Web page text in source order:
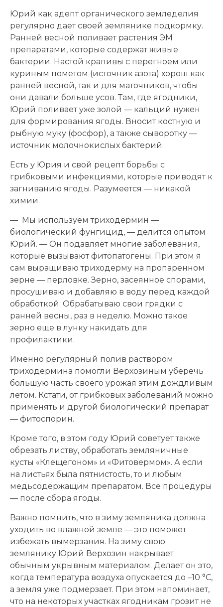
Юрий как адепт органического земледелия
регулярно дает своей землянике подкормку.
Ранней весной поливает растения ЭМ
препаратами, которые содержат живые
бактерии. Настой крапивы с перегноем или
куриным пометом (источник азота) хорош как
ранней весной, так и для маточников, чтобы
они давали больше усов. Там, где ягодники,
Юрий поливает уже золой — кальций нужен
для формирования ягоды. Вносит костную и
рыбную муку (фосфор), а также сыворотку —
источник молочнокислых бактерий.
Есть у Юрия и свой рецепт борьбы с
грибковыми инфекциями, которые приводят к
загниванию ягоды. Разумеется — никакой
химии.
— Мы используем триходермин —
биологический фунгицид, — делится опытом
Юрий. — Он подавляет многие заболевания,
которые вызывают фитопатогены. При этом я
сам выращиваю триходерму на пропаренном
зерне — перловке. Зерно, засеянное спорами,
просушиваю и добавляю в воду перед каждой
обработкой. Обрабатываю свои грядки с
ранней весны, раз в неделю. Можно такое
зерно еще в лунку накидать для
профилактики.
Именно регулярный полив раствором
триходермина помогли Верхозиным уберечь
большую часть своего урожая этим дождливым
летом. Кстати, от грибковых заболеваний можно
применять и другой биологический препарат
— фитоспорин.
Кроме того, в этом году Юрий советует также
обрезать листву, обработать земляничные
кусты «Клещегоном» и «Фитовермом». А если
на листьях была пятнистость, то и любым
медьсодержащим препаратом. Все процедуры
— после сбора ягоды.
Важно помнить, что в зиму земляника должна
уходить во влажной земле — это поможет
избежать вымерзания. На зиму свою
землянику Юрий Верхозин накрывает
обычным укрывным материалом. Делает он это,
когда температура воздуха опускается до –10 °C,
а земля уже подмерзает. При этом напоминает,
что на некоторых участках ягодникам грозит не